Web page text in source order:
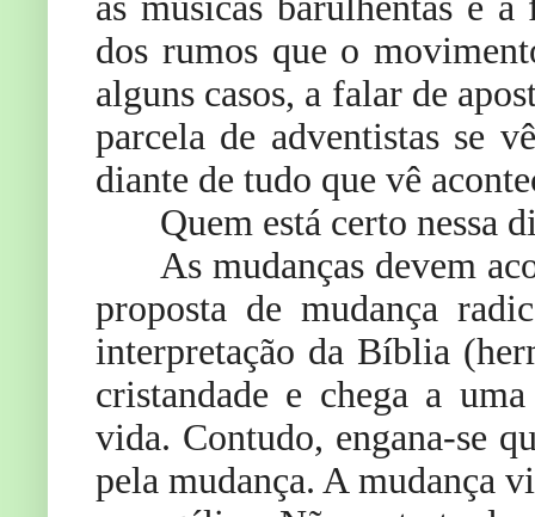
dos rumos que o
alguns casos, a falar de
parcela de adventistas se
diante de tudo que vê
Quem está certo nessa
As mudanças devem
proposta de mudança
interpretação da Bíblia
cristandade e chega a
vida. Contudo, engana-se
pela mudança. A mudança